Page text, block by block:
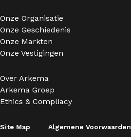
Onze Organisatie
Onze Geschiedenis
Onze Markten
Onze Vestigingen
Over Arkema
Arkema Groep
Ethics & Compliacy
Site Map Algemene Voorwaarden